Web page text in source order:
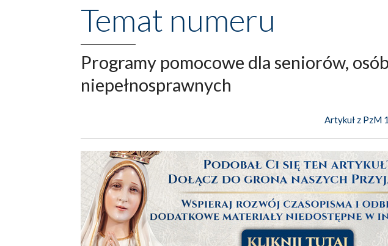
Temat numeru
Programy pomocowe dla seniorów,
niepełnosprawnych
Artykuł z PzM